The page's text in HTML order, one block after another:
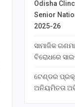
Odisha
Senior
2025-26
ସାମାଜିକ
ବିରୋଧରେ
ଟେଣ୍ଡର
ଅନିୟମିତତା